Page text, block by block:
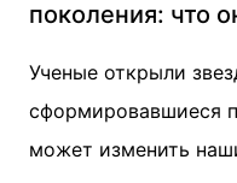
поколения: что
Ученые открыли
сформировавшиеся
может изменить